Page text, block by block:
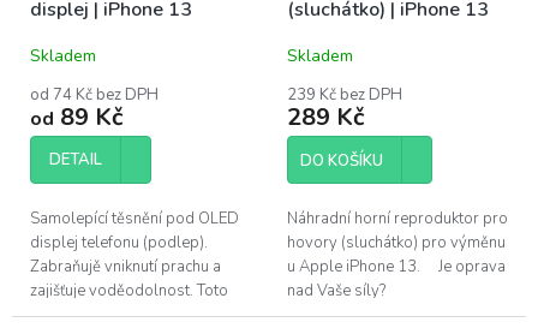
displej | iPhone 13
Skladem
od 74 Kč bez DPH
od 89 Kč
DETAIL
Samolepící těsnění pod OLED
displej telefonu (podlep).
Zabraňujě vniknutí prachu a
zajišťuje voděodolnost. Toto
adhesivum je vhodné vyměnit
(sluchátko) | iPhone 13
Skladem
239 Kč bez DPH
289 Kč
DO KOŠÍKU
Náhradní horní reproduktor pro
hovory (sluchátko) pro výměnu
u Apple iPhone 13. Je oprava
nad Vaše síly?
Pomůžeme!Navštivte náš servis